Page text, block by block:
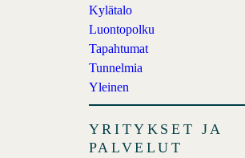
Kylätalo
Luontopolku
Tapahtumat
Tunnelmia
Yleinen
YRITYKSET JA
PALVELUT